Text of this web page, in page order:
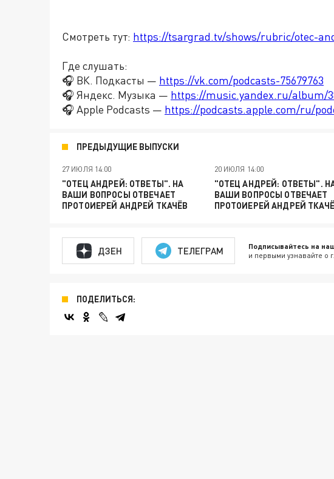
Смотреть тут: https://tsargrad.tv/shows/rubric/otec-
Где слушать:
🎧 ВК. Подкасты — https://vk.com/podcasts-75679763
🎧 Яндекс. Музыка — https://music.yandex.ru/album/
🎧 Apple Podcasts — https://podcasts.apple.com/ru/
ПРЕДЫДУЩИЕ ВЫПУСКИ
27 ИЮЛЯ 14:00
"ОТЕЦ АНДРЕЙ: ОТВЕТЫ". НА
ВАШИ ВОПРОСЫ ОТВЕЧАЕТ
ПРОТОИЕРЕЙ АНДРЕЙ ТКАЧЁВ
20 ИЮЛЯ 14:00
"ОТЕЦ АНДРЕЙ: ОТВЕТЫ".
ВАШИ ВОПРОСЫ ОТВЕЧАЕТ
ПРОТОИЕРЕЙ АНДРЕЙ
ДЗЕН ТЕЛЕГРАМ Подписывайтесь на
и первыми узнавайте о
ПОДЕЛИТЬСЯ: